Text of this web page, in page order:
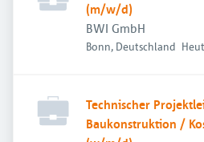
(m/w/d)
BWI GmbH
Bonn, Deutschland
Technischer
Baukonstruktion /